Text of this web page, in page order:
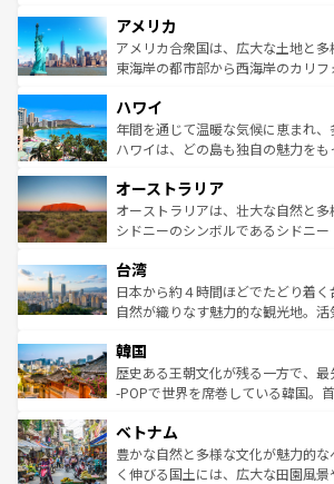
ンツ一覧を参照してほしい。
の建物がそのまま残る町や、スイス
博物館もあり、アルプス観光だけで
ことができる。国民の所得が高い
ば市内交通費無料で観光を楽しむこともで
着のスイス情報はコンテンツ一覧
アメリカ
アメリカ合衆国は、広大な土地と多
東海岸の都市部から西海岸のカリ
のような巨大都市は、観光、ショッ
ンメントが詰まった刺激的なスポ
西部には大自然が広がり、グラン
部のニューオーリンズでは、音楽と
文化が魅力。旅行者はアメリカの各
しみながら、その多様性と豊かな
ならではの贅沢な旅のスタイルだ。 なお、新着のアメリカ
情報はコンテンツ一覧を参照してほ
ハワイ
年間を通じて温暖な気候に恵まれ
ハワイは、どの島も独自の魅力を
ワイ島は見逃せない。また、定番の
島だが、静かな自然を求めるならマ
おすすめ。エメラルドグリーンに
れるおもてなしの心で訪れる人々を
人々、おいしいローカルフードや
ク、伝統的なフラダンスなど、す
ワイを、存分に味わってほしい。 なお、新着のハワイ情報
はコンテンツ一覧を参照してほしい
オーストラリア
オーストラリアは、壮大な自然と多
シドニーのシンボルであるシドニ
リアリーフや大陸中央部にそびえる
ク）、タスマニアの美しい原生林
ど、見どころがたくさん。また、
いる。アクティビティも充実してお
ビング、ハイキングなど、アウト
い。オーストラリアの多彩な魅力
参照してほしい。
台湾
日本から約４時間ほどでたどり着
自然が織りなす魅力的な観光地。
ン）、静ひつな山岳地帯である台湾
と山間の静けさが共存しており、
驚きをもたらしてくれる。また、
容にもいいと評判のスイーツなど、
が味わえる。 なお、新着の台湾情
照してほしい。
韓国
歴史ある王朝文化が残る一方で、
-POPで世界を席巻している韓国。
き、地方に足を延ばせば四季折々の
できる。そして、キムチや焼肉、
まで、さまざまな韓国料理が待っ
ベトナム
豊かな自然と多様な文化が魅力的
く伸びる国土には、広大な田園風